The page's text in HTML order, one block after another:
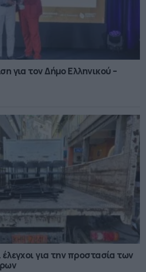
για τον Δήμο Ελληνικού –
για την προστασία των